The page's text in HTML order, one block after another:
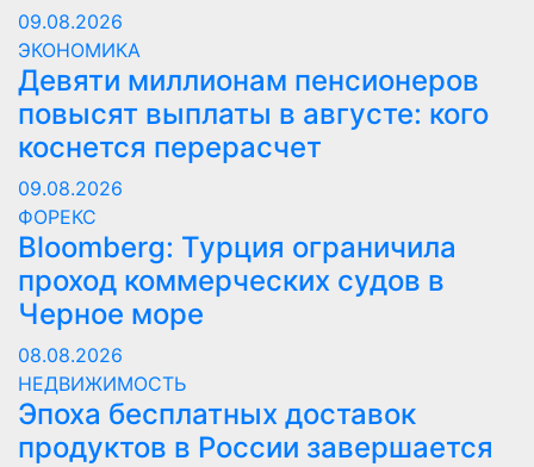
09.08.2026
ЭКОНОМИКА
Девяти миллионам пенсионеров
повысят выплаты в августе: кого
коснется перерасчет
09.08.2026
ФОРЕКС
Bloomberg: Турция ограничила
проход коммерческих судов в
Черное море
08.08.2026
НЕДВИЖИМОСТЬ
Эпоха бесплатных доставок
продуктов в России завершается